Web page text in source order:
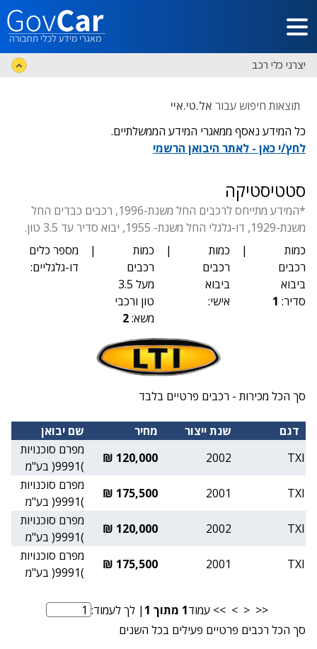
דלג לתוכן הראשי
יצרני כלי רכב
תוצאות חיפוש עבור אל.טי.איי
כל המידע נאסף ממאגרי המידע הממשלתיים.
לחץ/י כאן - לאתר היבואן הרשמי
סטטיסטיקה
*המידע מתייחס לרכבים החל משנת-1996, רכבים כבדים החל
משנת-1929, דו-גלגלי החל משנת- 1955, יבוא סדיר עד 3.5 טון.
כמות
רכבים
ביבוא
סדיר: 1
|
כמות
רכבים
ביבוא
אישי:
|
כמות
רכבים
מעל 3.5
טון ורכבי
משא:2
|
מספר כלים
דו-גלגליים:
סך הכל מכירות - רכבים פרטיים בלבד
דגם שנת ייצור מחיר
שם יבואן
TXI
2002
120,000 ₪
מפרם סוכנויות
)9991( בע"מ
TXI
2001
175,500 ₪
מפרם סוכנויות
)9991( בע"מ
TXI
2002
120,000 ₪
מפרם סוכנויות
)9991( בע"מ
TXI
2001
175,500 ₪
מפרם סוכנויות
)9991( בע"מ
<<
<
>
>> עמוד1 מתוך 1 מספר עמוד
| לך לעמוד:
סך הכל רכבים פרטיים פעילים בכל השנים